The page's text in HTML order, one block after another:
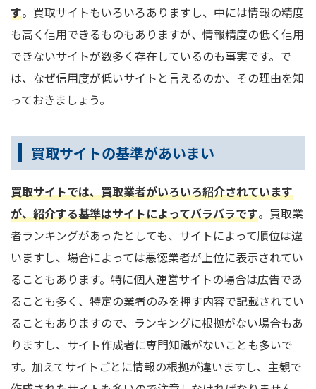
す。買取サイトもいろいろありますし、中には情報の精度
も高く信用できるものもありますが、情報精度の低く信用
できないサイトが数多く存在しているのも事実です。で
は、なぜ信用度が低いサイトと言えるのか、その理由を知
っておきましょう。
買取サイトの基準があいまい
買取サイトでは、買取業者がいろいろ紹介されています
が、紹介する基準はサイトによってバラバラです。買取業
者ランキングがあったとしても、サイトによって順位は違
いますし、場合によっては悪徳業者が上位に表示されてい
ることもあります。特に個人運営サイトの場合は広告であ
ることも多く、特定の業者のみを押す内容で記載されてい
ることもありますので、ランキングに根拠がない場合もあ
りますし、サイト作成者に専門知識がないことも多いで
す。加えてサイトごとに情報の根拠が違いますし、主観で